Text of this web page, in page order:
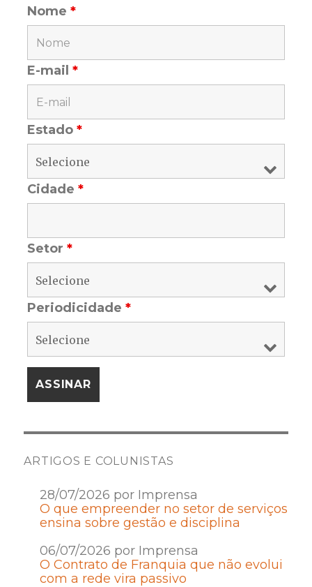
Nome*
E-mail*
Estado*
Cidade*
Setor*
Periodicidade*
ARTIGOS E COLUNISTAS
28/07/2026 por Imprensa
O que empreender no setor de serviços
ensina sobre gestão e disciplina
06/07/2026 por Imprensa
O Contrato de Franquia que não evolui
com a rede vira passivo